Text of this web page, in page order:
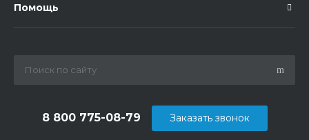
Помощь
8 800 775-08-79 Заказать звонок